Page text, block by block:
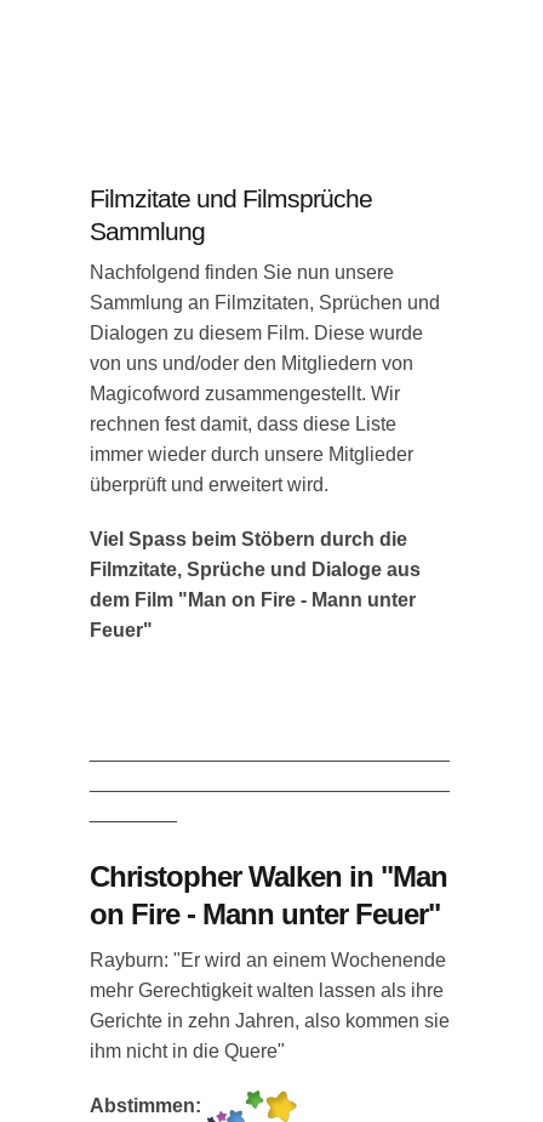
Filmzitate und Filmsprüche
Sammlung
Nachfolgend finden Sie nun unsere
Sammlung an Filmzitaten, Sprüchen und
Dialogen zu diesem Film. Diese wurde
von uns und/oder den Mitgliedern von
Magicofword zusammengestellt. Wir
rechnen fest damit, dass diese Liste
immer wieder durch unsere Mitglieder
überprüft und erweitert wird.
Viel Spass beim Stöbern durch die
Filmzitate, Sprüche und Dialoge aus
dem Film "Man on Fire - Mann unter
Feuer"
Christopher Walken in "Man
on Fire - Mann unter Feuer"
Rayburn: "Er wird an einem Wochenende
mehr Gerechtigkeit walten lassen als ihre
Gerichte in zehn Jahren, also kommen sie
ihm nicht in die Quere"
Abstimmen: